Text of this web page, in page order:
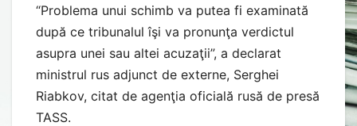
“Problema unui schimb va putea fi examinată
după ce tribunalul îşi va pronunţa verdictul
asupra unei sau altei acuzaţii”, a declarat
ministrul rus adjunct de externe, Serghei
Riabkov, citat de agenţia oficială rusă de presă
TASS.